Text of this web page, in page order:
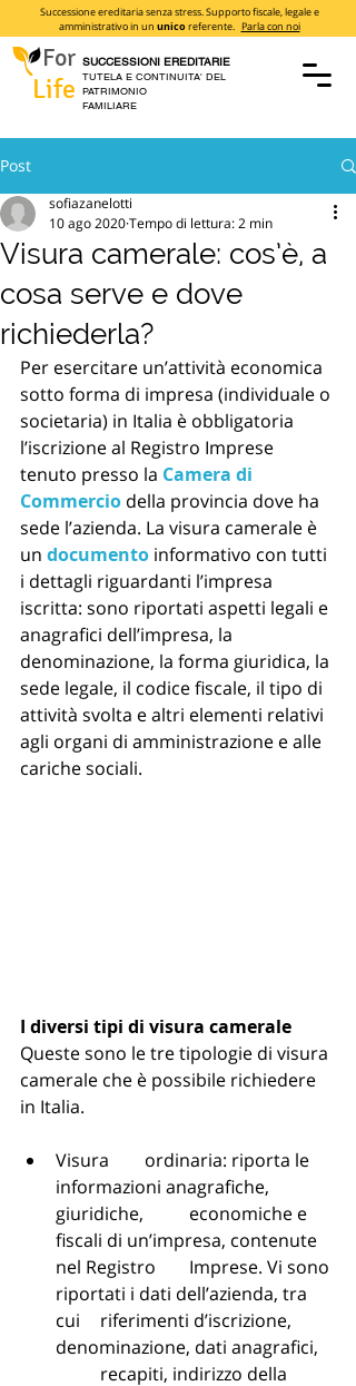
For
Life
SUCCESSIONI EREDITARIE
TUTELA E CONTINUITA' DEL
PATRIMONIO
FAMILIARE
Successione ereditaria senza stress. Supporto fiscale, legale e
amministrativo in un unicoreferente. Parla con noi
Post
Visura camerale: cos’è, a
cosa serve e dove
richiederla?
sofiazanelotti
10 ago 2020Tempo di lettura: 2 min
Per esercitare un’attività economica
sotto forma di impresa (individuale o
societaria) in Italia è obbligatoria
l’iscrizione al Registro Imprese
tenuto presso la Camera di
Commercio della provincia dove ha
sede l’azienda. La visura camerale è
un documento informativo con tutti
i dettagli riguardanti l’impresa
iscritta: sono riportati aspetti legali e
anagrafici dell’impresa, la
denominazione, la forma giuridica, la
sede legale, il codice fiscale, il tipo di
attività svolta e altri elementi relativi
agli organi di amministrazione e alle
cariche sociali.
I diversi tipi di visura camerale
Queste sono le tre tipologie di visura
camerale che è possibile richiedere
in Italia.
Visura 	ordinaria: riporta le
informazioni anagrafiche,
giuridiche, 	economiche e
fiscali di un’impresa, contenute
nel Registro 	Imprese. Vi sono
riportati i dati dell’azienda, tra
cui 	riferimenti d’iscrizione,
denominazione, dati anagrafici,